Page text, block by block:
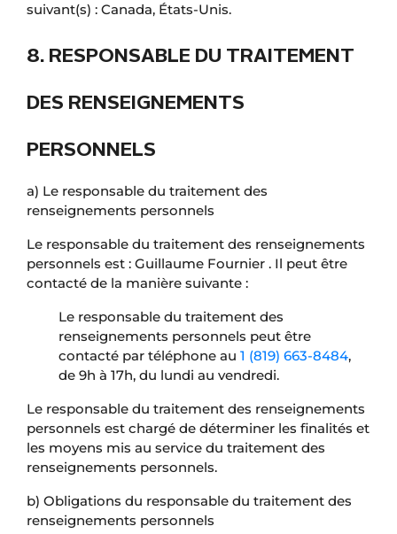
suivant(s) : Canada, États-Unis.
8. RESPONSABLE DU TRAITEMENT
DES RENSEIGNEMENTS
PERSONNELS
a) Le responsable du traitement des
renseignements personnels
Le responsable du traitement des renseignements
personnels est : Guillaume Fournier . Il peut être
contacté de la manière suivante :
Le responsable du traitement des
renseignements personnels peut être
contacté par téléphone au 1 (819) 663-8484,
de 9h à 17h, du lundi au vendredi.
Le responsable du traitement des renseignements
personnels est chargé de déterminer les finalités et
les moyens mis au service du traitement des
renseignements personnels.
b) Obligations du responsable du traitement des
renseignements personnels